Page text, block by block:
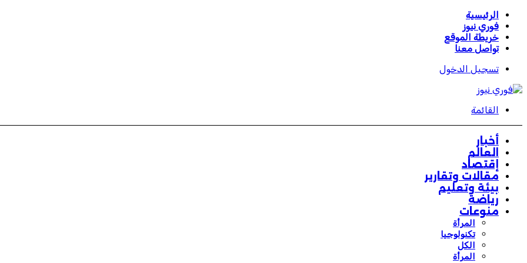
الرئيسية
فوري نيوز
خريطة الموقع
تواصل معنا
تسجيل الدخول
القائمة
أخبار
العالم
إقتصاد
مقالات وتقارير
بيئة وتعليم
رياضة
منوعات
المرأة
تكنولوجيا
الكل
المرأة